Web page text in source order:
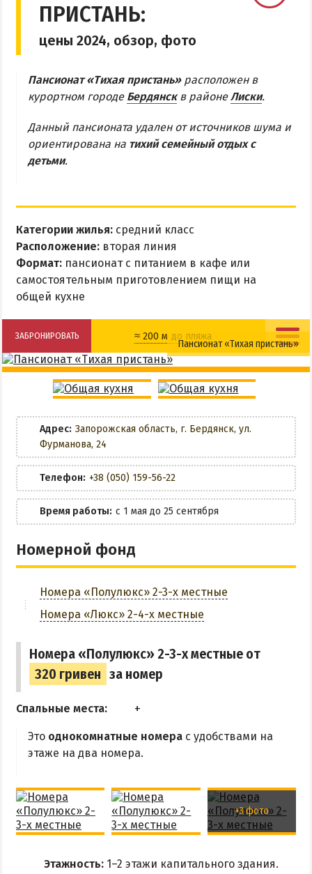
Бердянская коса
Ближняя коса
Дальняя коса
КОЛОНИЯ
КУРОРТ
ЛИСКИ
МАКОРТЫ
СЛОБОДКА
АЗОВСКОЕ (ЛУНАЧАРСКОЕ)
НОВОПЕТРОВКА
ЛЕЧЕНИЕ И БАЛЬНЕОТЕРАПИЯ
Грязи, лиманы и соленые озера
История курорта
ПИТАНИЕ
РАЗВЛЕЧЕНИЯ
Дельфинарий
Зоопарк
Виндсерфинг
Рыбалка
Памятники и скульптуры
Приморская площадь
ПРИСТАНЬ:
цены 2024, обзор, фото
Пансионат «Тихая пристань»расположен в
курортном городе Бердянскв районеЛиски.
Данный пансионата удален от источников шума и
ориентирована на тихий семейный отдых с
детьми.
Категории жилья: средний класс
Расположение: вторая линия
Формат: пансионат с питанием в кафе или
самостоятельным приготовлением пищи на
общей кухне
ЗАБРОНИРОВАТЬ ≈ 200 м до пляжа
Кафе
Общая кухня
Wi-Fi
Мангальная зона
Настольный теннис
Платная парковка
Трансфер
ЗАБРОНИРОВАТЬ
Пансионат «Тихая пристань»
Адрес: Запорожская область, г. Бердянск, ул.
Фурманова, 24
Телефон: +38 (050) 159-56-22
Время работы: с 1 мая до 25 сентября
Номерной фонд
Номера «Полулюкс» 2-3-х местные
Номера «Люкс» 2-4-х местные
Номера «Полулюкс» 2-3-х местные от
320 гривен за номер
Спальные места:
Это однокомнатные номера с удобствами на
этаже на два номера.
+3 фото
Этажность: 1–2 этажи капитального здания.